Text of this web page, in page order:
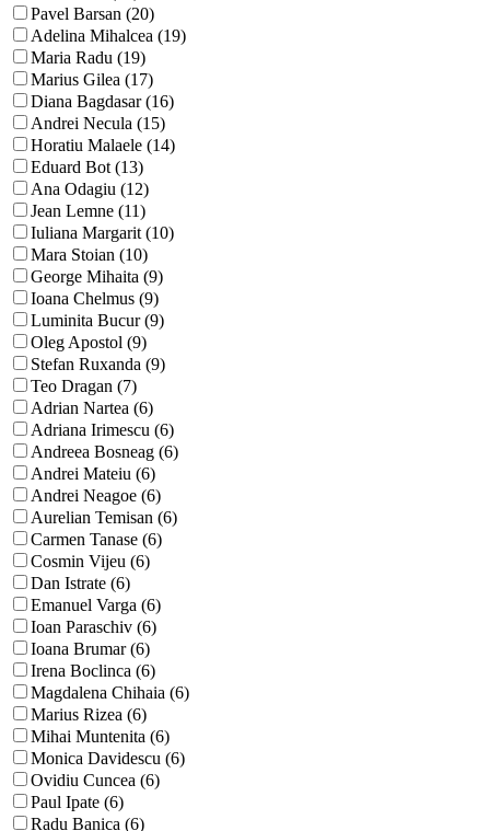
Pavel Barsan (20)
Adelina Mihalcea (19)
Maria Radu (19)
Marius Gilea (17)
Diana Bagdasar (16)
Andrei Necula (15)
Horatiu Malaele (14)
Eduard Bot (13)
Ana Odagiu (12)
Jean Lemne (11)
Iuliana Margarit (10)
Mara Stoian (10)
George Mihaita (9)
Ioana Chelmus (9)
Luminita Bucur (9)
Oleg Apostol (9)
Stefan Ruxanda (9)
Teo Dragan (7)
Adrian Nartea (6)
Adriana Irimescu (6)
Andreea Bosneag (6)
Andrei Mateiu (6)
Andrei Neagoe (6)
Aurelian Temisan (6)
Carmen Tanase (6)
Cosmin Vijeu (6)
Dan Istrate (6)
Emanuel Varga (6)
Ioan Paraschiv (6)
Ioana Brumar (6)
Irena Boclinca (6)
Magdalena Chihaia (6)
Marius Rizea (6)
Mihai Muntenita (6)
Monica Davidescu (6)
Ovidiu Cuncea (6)
Paul Ipate (6)
Radu Banica (6)